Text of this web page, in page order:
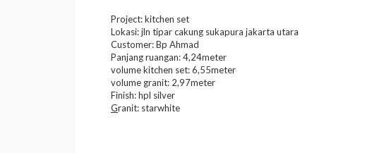
Project: kitchen set
Lokasi: jln tipar cakung sukapura jakarta utara
Customer: Bp Ahmad
Panjang ruangan: 4,24meter
volume kitchen set: 6,55meter
volume granit: 2,97meter
Finish: hpl silver
Granit: starwhite